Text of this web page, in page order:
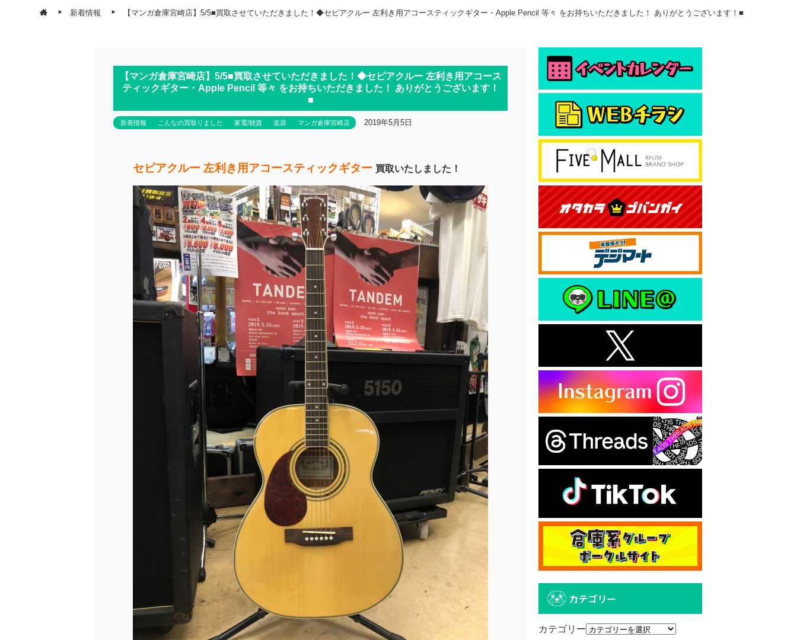
新着情報 【マンガ倉庫宮崎店】5/5■買取させていただきました！◆セピアクルー 左利き用アコースティックギター・Apple Pencil 等々 をお持ちいただきました！ ありがとうございます！■
【マンガ倉庫宮崎店】5/5■買取させていただきました！◆セピアクルー 左利き用アコース
ティックギター・Apple Pencil 等々 をお持ちいただきました！ ありがとうございます！
■
新着情報 こんなの買取りました 家電/雑貨 楽器 マンガ倉庫宮崎店 2019年5月5日
セピアクルー 左利き用アコースティックギター 買取いたしました！
カテゴリー
カテゴリー